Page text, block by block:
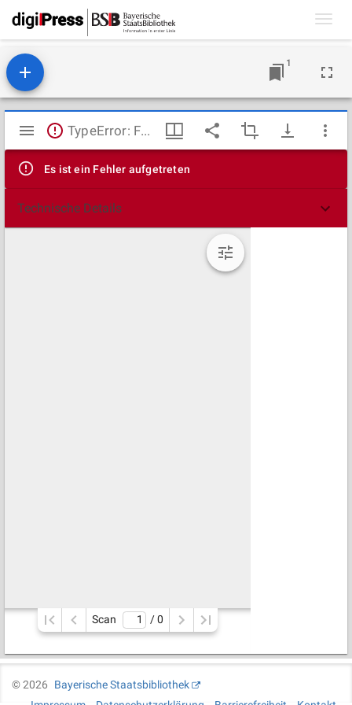
1
Mirador
Viewer
TypeError: Failed to fetch
Es ist ein Fehler aufgetreten
Technische Details
Scan / 0
©2026
Bayerische Staatsbibliothek